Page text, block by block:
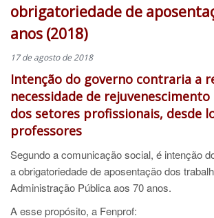
obrigatoriedade de
anos (2018)
17 de agosto de 2018
Intenção do governo contraria a
necessidade de
dos setores profissionais, desde
professores
Segundo a comunicação social, é intenção
a obrigatoriedade de aposentação dos
Administração Pública aos 70 anos.
A esse propósito, a Fenprof: